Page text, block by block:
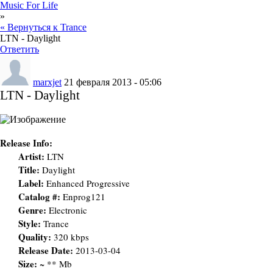
Music For Life
»
« Вернуться к Trance
LTN - Daylight
Ответить
marxjet 21 февраля 2013 - 05:06
LTN - Daylight
Release Info:
Artist: LTN
Title: Daylight
Label: Enhanced Progressive
Catalog #: Enprog121
Genre: Electronic
Style: Trance
Quality: 320 kbps
Release Date: 2013-03-04
Size: ~ ** Mb